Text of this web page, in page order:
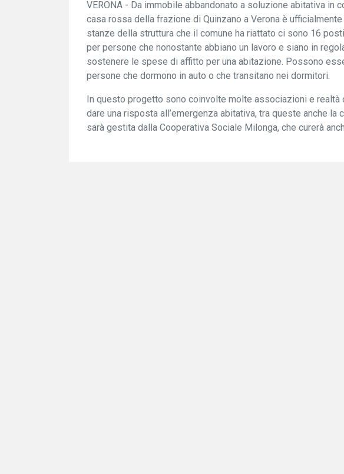
VERONA - Da immobile abbandonato a soluzione abitativa in
casa rossa della frazione di Quinzano a Verona è
stanze della struttura che il comune ha riattato ci sono 16
per persone che nonostante abbiano un lavoro e siano in
sostenere le spese di affitto per una abitazione. Possono
persone che dormono in auto o che transitano nei dormitori.
In questo progetto sono coinvolte molte associazioni e
dare una risposta all’emergenza abitativa, tra queste anche la
sarà gestita dalla Cooperativa Sociale Milonga, che curerà